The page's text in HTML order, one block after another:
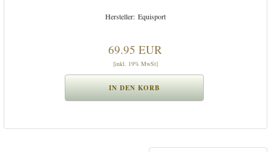
Equisport
69.95 EUR
[inkl. 19% MwSt]